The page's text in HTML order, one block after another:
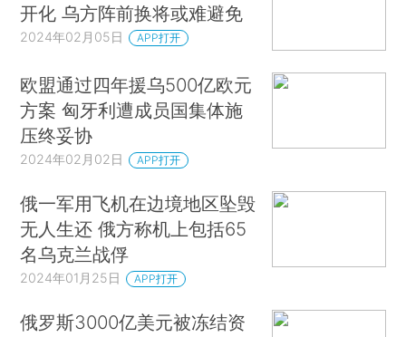
开化 乌方阵前换将或难避免
2024年02月05日 APP打开
欧盟通过四年援乌500亿欧元
方案 匈牙利遭成员国集体施
压终妥协
2024年02月02日 APP打开
俄一军用飞机在边境地区坠毁
无人生还 俄方称机上包括65
名乌克兰战俘
2024年01月25日 APP打开
俄罗斯3000亿美元被冻结资